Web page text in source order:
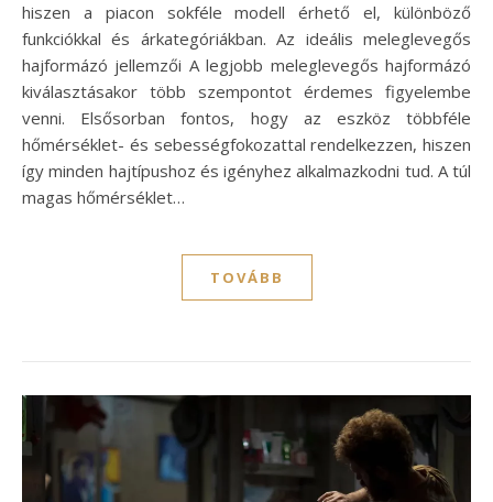
hiszen a piacon sokféle modell érhető el, különböző
funkciókkal és árkategóriákban. Az ideális meleglevegős
hajformázó jellemzői A legjobb meleglevegős hajformázó
kiválasztásakor több szempontot érdemes figyelembe
venni. Elsősorban fontos, hogy az eszköz többféle
hőmérséklet- és sebességfokozattal rendelkezzen, hiszen
így minden hajtípushoz és igényhez alkalmazkodni tud. A túl
magas hőmérséklet…
TOVÁBB